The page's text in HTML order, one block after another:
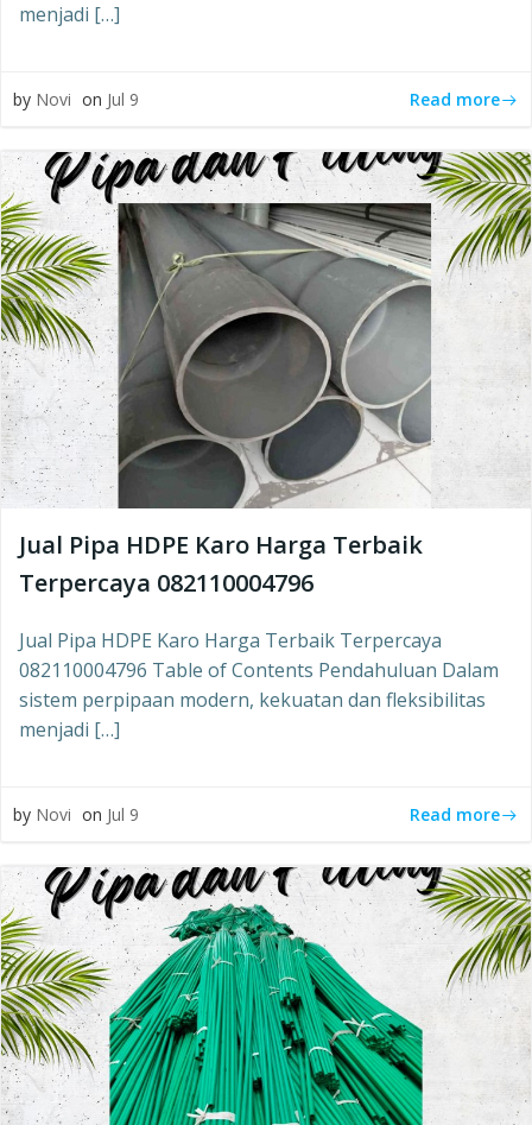
menjadi […]
by Novi on Jul 9 Read more
Jual Pipa HDPE Karo Harga Terbaik
Terpercaya 082110004796
Jual Pipa HDPE Karo Harga Terbaik Terpercaya
082110004796 Table of Contents Pendahuluan Dalam
sistem perpipaan modern, kekuatan dan fleksibilitas
menjadi […]
by Novi on Jul 9 Read more